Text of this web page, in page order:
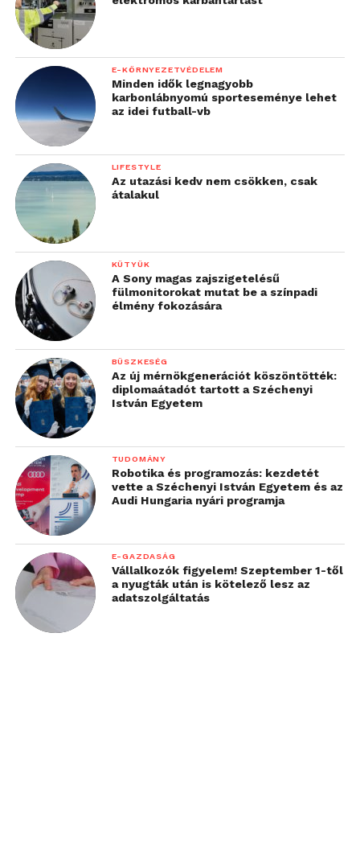
E-KÖRNYEZETVÉDELEM
Minden idők legnagyobb
karbonlábnyomú sporteseménye lehet
az idei futball-vb
LIFESTYLE
Az utazási kedv nem csökken, csak
átalakul
KÜTYÜK
A Sony magas zajszigetelésű
fülmonitorokat mutat be a színpadi
élmény fokozására
BÜSZKESÉG
Az új mérnökgenerációt köszöntötték:
diplomaátadót tartott a Széchenyi
István Egyetem
TUDOMÁNY
Robotika és programozás: kezdetét
vette a Széchenyi István Egyetem és az
Audi Hungaria nyári programja
E-GAZDASÁG
Vállalkozók figyelem! Szeptember 1-től
a nyugták után is kötelező lesz az
adatszolgáltatás